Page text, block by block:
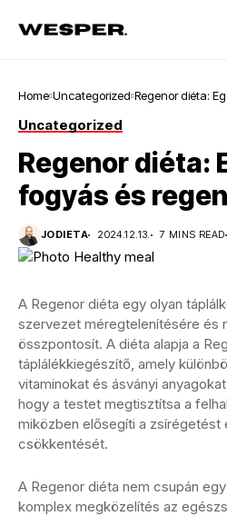
Home Uncategorized Regenor diéta:
Uncategorized
Regenor diéta:
fogyás és
JODIETA 2024.12.13. 7 MINS READ
A Regenor diéta egy olyan
szervezet méregtelenítésére és
összpontosít. A diéta alapja a
táplálékkiegészítő, amely
vitaminokat és ásványi
hogy a testet megtisztítsa a
miközben elősegíti a zsírégetést
csökkentését.
A Regenor diéta nem csupán
komplex megközelítés az